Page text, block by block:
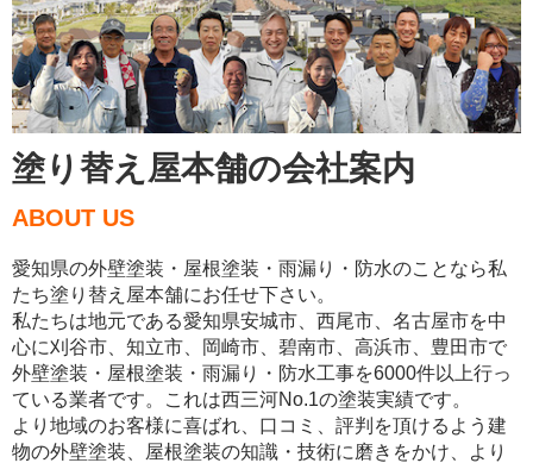
塗り替え屋本舗の会社案内
ABOUT US
愛知県の外壁塗装・屋根塗装・雨漏り・防水のことなら私
たち塗り替え屋本舗にお任せ下さい。
私たちは地元である愛知県安城市、西尾市、名古屋市を中
心に刈谷市、知立市、岡崎市、碧南市、高浜市、豊田市で
外壁塗装・屋根塗装・雨漏り・防水工事を6000件以上行っ
ている業者です。これは西三河No.1の塗装実績です。
より地域のお客様に喜ばれ、口コミ、評判を頂けるよう建
物の外壁塗装、屋根塗装の知識・技術に磨きをかけ、より